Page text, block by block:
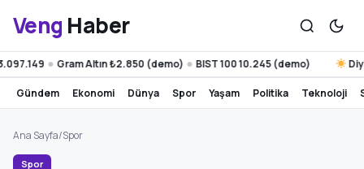
Veng Haber
● Gram Altın ₺2.850 (demo) ● BIST 100 10.245 (demo)
gündem ekonomi dünya spor yaşam politika teknoloji
Ana Sayfa/Spor
Spor